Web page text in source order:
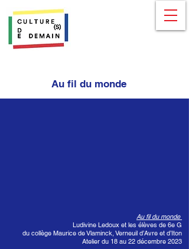
Au fil du monde
Au fil du monde
Ludivine Ledoux et les élèves de 6e G
du collège Maurice de Vlaminck, Verneuil d’Avre et d’Iton
Atelier du 18 au 22 décembre 2023